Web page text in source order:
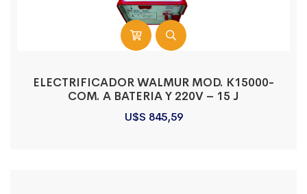
ELECTRIFICADOR WALMUR MOD. K15000-
COM. A BATERIA Y 220V – 15 J
U$S 845,59